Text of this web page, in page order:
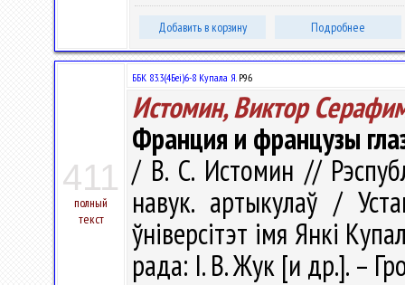
Добавить в корзину Подробнее
411
полный
текст
ББК 83.3(4Беі)6-8 Купала Я.Р96
Истомин, Виктор
Франция и французы
/ В. С. Истомин //
навук. артыкулаў /
ўніверсітэт імя Янкі
рада: І. В. Жук [и др.]. –